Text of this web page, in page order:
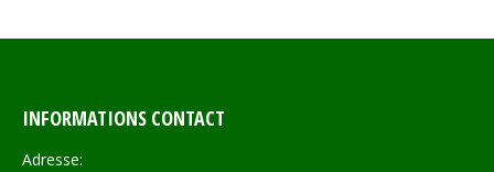
INFORMATIONS CONTACT
Adresse: